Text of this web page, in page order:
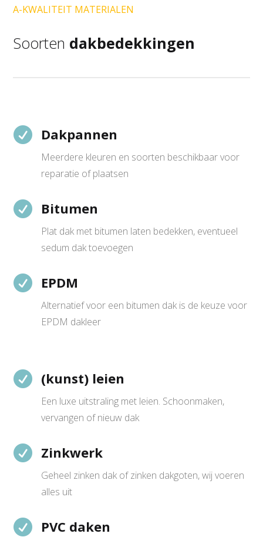
A-KWALITEIT MATERIALEN
Soorten dakbedekkingen
 Dakpannen
Meerdere kleuren en soorten beschikbaar voor
reparatie of plaatsen
 Bitumen
Plat dak met bitumen laten bedekken, eventueel
sedum dak toevoegen
 EPDM
Alternatief voor een bitumen dak is de keuze voor
EPDM dakleer
 (kunst) leien
Een luxe uitstraling met leien. Schoonmaken,
vervangen of nieuw dak
 Zinkwerk
Geheel zinken dak of zinken dakgoten, wij voeren
alles uit
 PVC daken